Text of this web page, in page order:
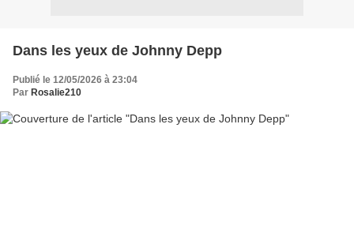
Dans les yeux de Johnny Depp
Publié le 12/05/2026 à 23:04
Par Rosalie210